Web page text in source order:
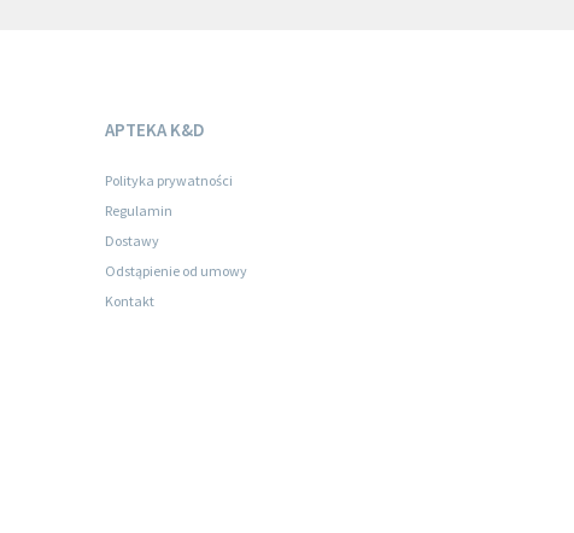
APTEKA K&D
Polityka prywatności
Regulamin
Dostawy
Odstąpienie od umowy
Kontakt